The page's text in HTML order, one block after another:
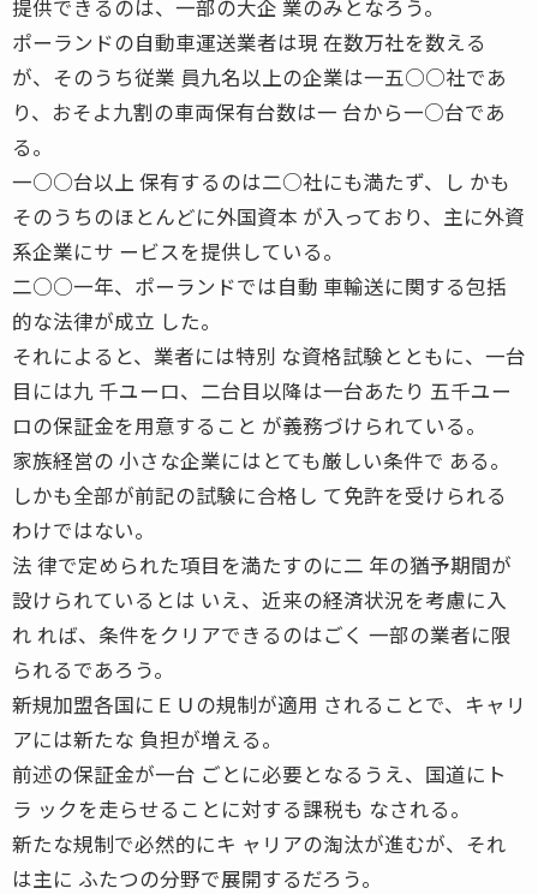
提供できるのは、一部の大企 業のみとなろう。
ポーランドの自動車運送業者は現 在数万社を数える
が、そのうち従業 員九名以上の企業は一五○○社であ
り、おそよ九割の車両保有台数は一 台から一○台であ
る。
一○○台以上 保有するのは二○社にも満たず、し かも
そのうちのほとんどに外国資本 が入っており、主に外資
系企業にサ ービスを提供している。
二○○一年、ポーランドでは自動 車輸送に関する包括
的な法律が成立 した。
それによると、業者には特別 な資格試験とともに、一台
目には九 千ユーロ、二台目以降は一台あたり 五千ユー
ロの保証金を用意すること が義務づけられている。
家族経営の 小さな企業にはとても厳しい条件で ある。
しかも全部が前記の試験に合格し て免許を受けられる
わけではない。
法 律で定められた項目を満たすのに二 年の猶予期間が
設けられているとは いえ、近来の経済状況を考慮に入
れ れば、条件をクリアできるのはごく 一部の業者に限
られるであろう。
新規加盟各国にＥＵの規制が適用 されることで、キャリ
アには新たな 負担が増える。
前述の保証金が一台 ごとに必要となるうえ、国道にト
ラ ックを走らせることに対する課税も なされる。
新たな規制で必然的にキ ャリアの淘汰が進むが、それ
は主に ふたつの分野で展開するだろう。